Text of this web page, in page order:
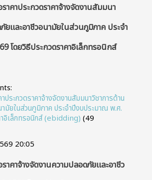
าคาประกวดราคาจ้างจัดงานสัมมนา
ยและอาชีวอนามัยในส่วนภูมิภาค ประจำ
โดยวิธีประกวดราคาอิเล็กทรอนิกส์
ประกวดราคาจ้างจัดงานสัมมนาวิชาการด้าน
มัยในส่วนภูมิภาค ประจำปีงบประมาณ พ.ศ.
อิเล็กทรอนิกส์ (ebidding) (49
20:05
าคาจ้างจัดงานความปลอดภัยและอาชีว